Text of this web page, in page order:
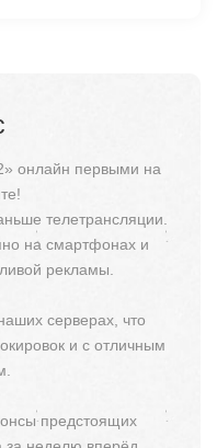
онлайн первыми на
телетрансляции.
на смартфонах и
рекламы.
серверах, что
и с отличным
предстоящих